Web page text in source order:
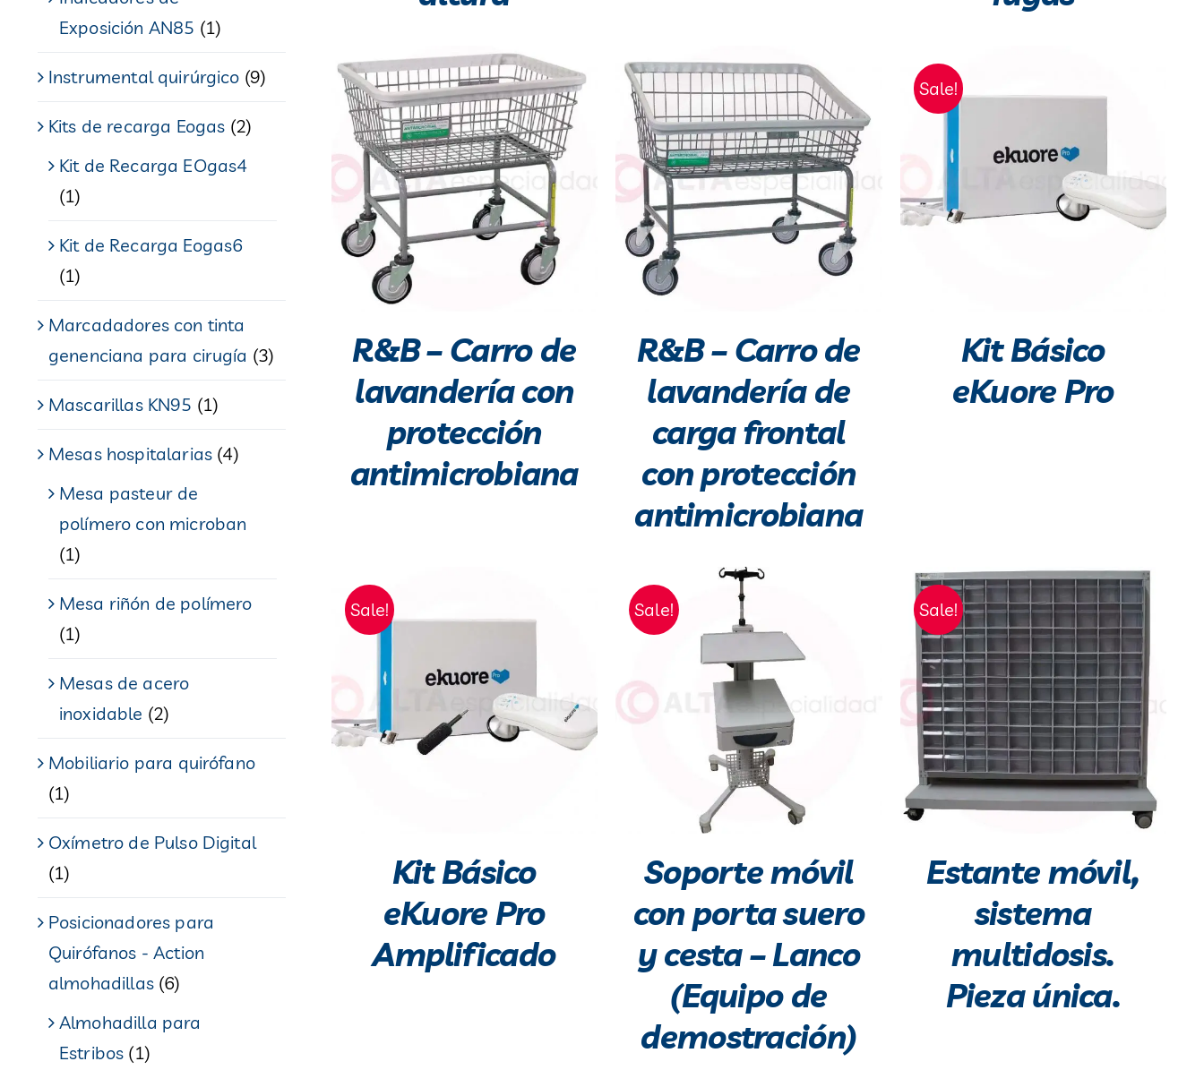
Exposición AN85 (1)
Instrumental quirúrgico (9)
Kits de recarga Eogas (2)
Kit de Recarga EOgas4
(1)
Kit de Recarga Eogas6
(1)
Marcadadores con tinta
genenciana para cirugía (3)
Mascarillas KN95 (1)
Mesas hospitalarias (4)
Mesa pasteur de
polímero con microban
(1)
Mesa riñón de polímero
(1)
Mesas de acero
inoxidable (2)
Mobiliario para quirófano
(1)
Oxímetro de Pulso Digital
(1)
Posicionadores para
Quirófanos - Action
almohadillas (6)
Almohadilla para
Estribos (1)
R&B – Carro de
lavandería con
protección
antimicrobiana
R&B – Carro de
lavandería de
carga frontal
con protección
antimicrobiana
Sale!
Kit Básico
eKuore Pro
Sale!
Kit Básico
eKuore Pro
Amplificado
Sale!
Soporte móvil
con porta suero
y cesta – Lanco
(Equipo de
demostración)
Sale!
Estante móvil,
sistema
multidosis.
Pieza única.